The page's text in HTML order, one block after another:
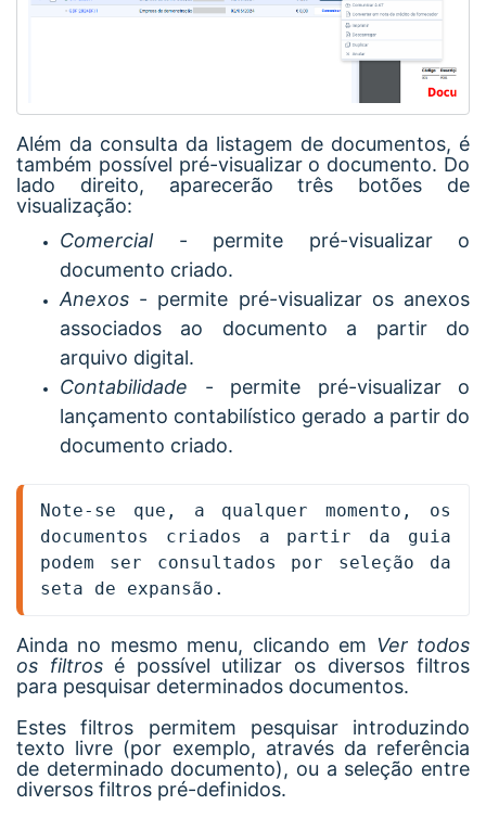
Além da consulta da listagem de documentos, é
também possível pré-visualizar o documento. Do
lado direito, aparecerão três botões de
visualização:
Comercial- permite pré-visualizar o
documento criado.
Anexos - permite pré-visualizar os anexos
associados ao documento a partir do
arquivo digital.
Contabilidade - permite pré-visualizar o
lançamento contabilístico gerado a partir do
documento criado.
Note-se que, a qualquer momento, os
documentos criados a partir da guia
podem ser consultados por seleção da
seta de expansão.
Ainda no mesmo menu, clicando em Ver todos
os filtros é possível utilizar os diversos filtros
para pesquisar determinados documentos.
Estes filtros permitem pesquisar introduzindo
texto livre (por exemplo, através da referência
de determinado documento), ou a seleção entre
diversos filtros pré-definidos.